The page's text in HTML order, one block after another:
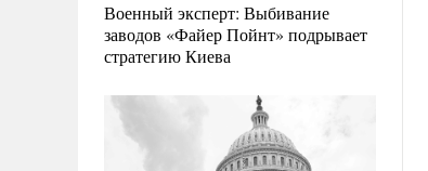
Военный эксперт: Выбивание
заводов «Файер Пойнт» подрывает
стратегию Киева